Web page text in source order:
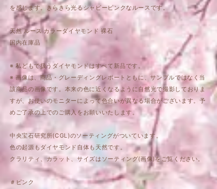
を感じます。きらきら光るシャビーピンクなルースです。
天然 ルース カラーダイヤモンド 裸石
国内在庫品
※ 私どもで扱うダイヤモンドはすべて新品です。
※ 画像は、商品・グレーディングレポートともに、サンプルではなく当
該商品の画像です。本来の色に近くなるように自然光で撮影しておりま
すが、お使いのモニターによって色合いが異なる場合がございます。予
めご了承の上でのご購入をお願いいたします。
中央宝石研究所(CGL)のソーティングがついています。
色の起源もダイヤモンド自体も天然です。
クラリティ、カラット、サイズはソーティング(画像)をご覧ください。
＃ピンク